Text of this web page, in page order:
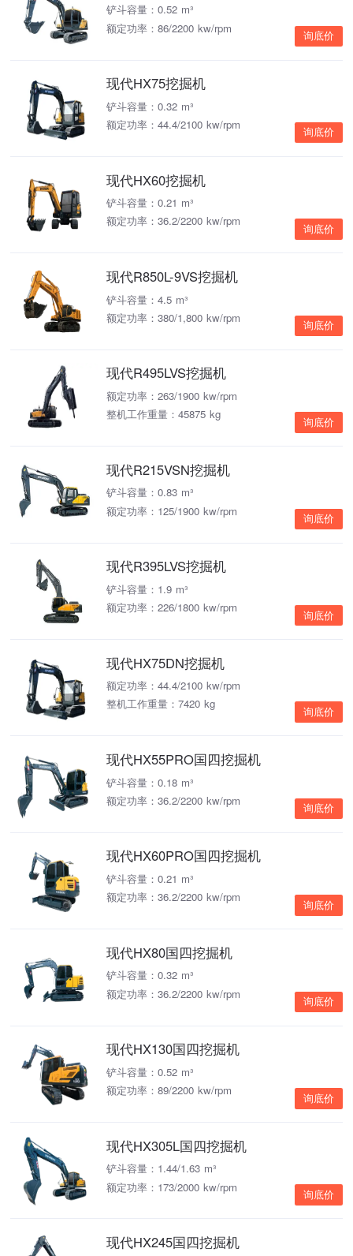
铲斗容量：0.52 m³
额定功率：86/2200 kw/rpm
询底价
现代HX75挖掘机
铲斗容量：0.32 m³
额定功率：44.4/2100 kw/rpm
询底价
现代HX60挖掘机
铲斗容量：0.21 m³
额定功率：36.2/2200 kw/rpm
询底价
现代R850L-9VS挖掘机
铲斗容量：4.5 m³
额定功率：380/1,800 kw/rpm
询底价
现代R495LVS挖掘机
额定功率：263/1900 kw/rpm
整机工作重量：45875 kg
询底价
现代R215VSN挖掘机
铲斗容量：0.83 m³
额定功率：125/1900 kw/rpm
询底价
现代R395LVS挖掘机
铲斗容量：1.9 m³
额定功率：226/1800 kw/rpm
询底价
现代HX75DN挖掘机
额定功率：44.4/2100 kw/rpm
整机工作重量：7420 kg
询底价
现代HX55PRO国四挖掘机
铲斗容量：0.18 m³
额定功率：36.2/2200 kw/rpm
询底价
现代HX60PRO国四挖掘机
铲斗容量：0.21 m³
额定功率：36.2/2200 kw/rpm
询底价
现代HX80国四挖掘机
铲斗容量：0.32 m³
额定功率：36.2/2200 kw/rpm
询底价
现代HX130国四挖掘机
铲斗容量：0.52 m³
额定功率：89/2200 kw/rpm
询底价
现代HX305L国四挖掘机
铲斗容量：1.44/1.63 m³
额定功率：173/2000 kw/rpm
询底价
现代HX245国四挖掘机